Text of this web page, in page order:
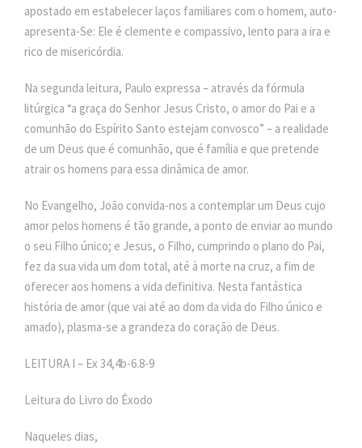
apostado em estabelecer laços familiares com o homem, auto-
apresenta-Se: Ele é clemente e compassivo, lento para a ira e
rico de misericórdia.
Na segunda leitura, Paulo expressa – através da fórmula
litúrgica “a graça do Senhor Jesus Cristo, o amor do Pai e a
comunhão do Espírito Santo estejam convosco” – a realidade
de um Deus que é comunhão, que é família e que pretende
atrair os homens para essa dinâmica de amor.
No Evangelho, João convida-nos a contemplar um Deus cujo
amor pelos homens é tão grande, a ponto de enviar ao mundo
o seu Filho único; e Jesus, o Filho, cumprindo o plano do Pai,
fez da sua vida um dom total, até à morte na cruz, a fim de
oferecer aos homens a vida definitiva. Nesta fantástica
história de amor (que vai até ao dom da vida do Filho único e
amado), plasma-se a grandeza do coração de Deus.
LEITURA I – Ex 34,4b-6.8-9
Leitura do Livro do Êxodo
Naqueles dias,